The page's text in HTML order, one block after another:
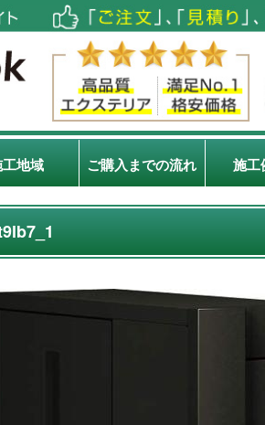
地域 ご購入までの流れ 施工